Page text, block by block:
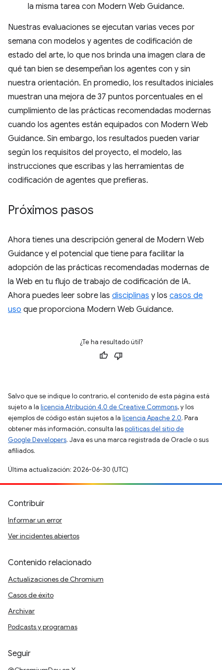
la misma tarea con Modern Web Guidance.
Nuestras evaluaciones se ejecutan varias veces por
semana con modelos y agentes de codificación de
estado del arte, lo que nos brinda una imagen clara de
qué tan bien se desempeñan los agentes con y sin
nuestra orientación. En promedio, los resultados iniciales
muestran una mejora de 37 puntos porcentuales en el
cumplimiento de las prácticas recomendadas modernas
cuando los agentes están equipados con Modern Web
Guidance. Sin embargo, los resultados pueden variar
según los requisitos del proyecto, el modelo, las
instrucciones que escribas y las herramientas de
codificación de agentes que prefieras.
Próximos pasos
Ahora tienes una descripción general de Modern Web
Guidance y el potencial que tiene para facilitar la
adopción de las prácticas recomendadas modernas de
la Web en tu flujo de trabajo de codificación de IA.
Ahora puedes leer sobre las disciplinas y los casos de
uso que proporciona Modern Web Guidance.
¿Te ha resultado útil?
Salvo que se indique lo contrario, el contenido de esta página está
sujeto a la licencia Atribución 4.0 de Creative Commons, y los
ejemplos de código están sujetos a la licencia Apache 2.0. Para
obtener más información, consulta laspolíticas del sitio de
Google Developers. Java es una marca registrada de Oracle o sus
afiliados.
Última actualización: 2026-06-30 (UTC)
Contribuir
Informar un error
Ver incidentes abiertos
Contenido relacionado
Actualizaciones de Chromium
Casos de éxito
Archivar
Podcasts y programas
Seguir